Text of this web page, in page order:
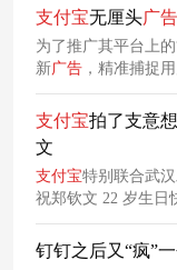
生活中这些尴尬场面
TVC《
就支
支付宝无厘头广告
为了推广其平台上的
新广告 ，精准捕捉
遭遇的繁琐操作，
销出一种抽象无厘
碰
一下 支付的便捷性
支付宝拍了支意
文
支付宝特别联合武
祝郑钦文 22 岁生日
钉钉之后又“疯”一